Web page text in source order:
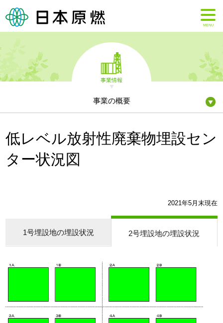
MENU
事業情報
事業の概要
低レベル放射性廃棄物埋設セン
ター状況図
2021年5月末現在
1号埋設地の埋設状況 2号埋設地の埋設状況